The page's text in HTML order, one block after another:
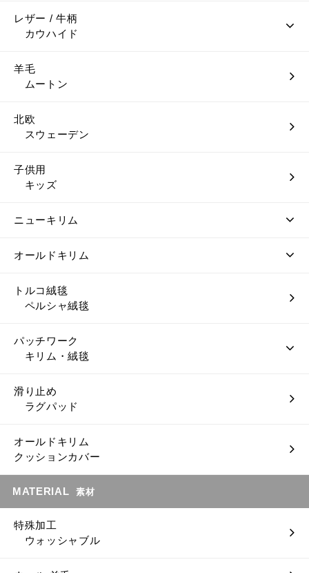
レザー / 牛柄
カウハイド
羊毛
ムートン
北欧
スウェーデン
子供用
キッズ
ニューキリム
オールドキリム
トルコ絨毯
ペルシャ絨毯
パッチワーク
キリム・絨毯
滑り止め
ラグパッド
オールドキリム
クッションカバー
MATERIAL 素材
特殊加工
ウォッシャブル